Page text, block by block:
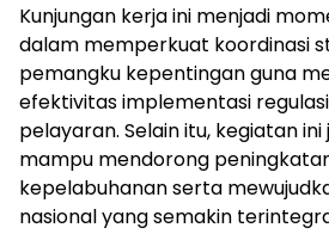
Kunjungan kerja ini menjadi
dalam memperkuat koordinasi
pemangku kepentingan guna
efektivitas implementasi
pelayaran. Selain itu, kegiatan
mampu mendorong
kepelabuhanan serta
nasional yang semakin